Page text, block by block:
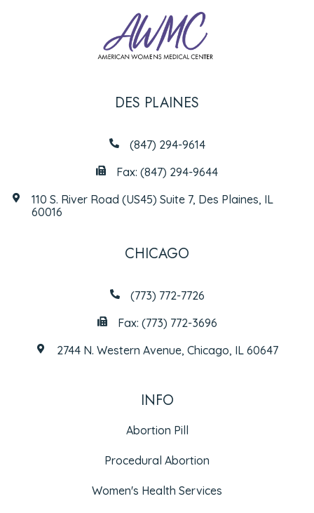
DES PLAINES
(847) 294-9614
Fax: (847) 294-9644
110 S. River Road (US45) Suite 7, Des Plaines, IL
60016
CHICAGO
(773) 772-7726
Fax: (773) 772-3696
2744 N. Western Avenue, Chicago, IL 60647
INFO
Abortion Pill
Procedural Abortion
Women's Health Services